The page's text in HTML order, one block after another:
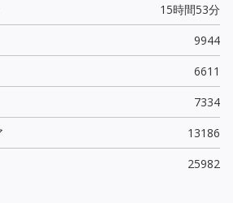
15時間53分
9944
6611
7334
13186
25982